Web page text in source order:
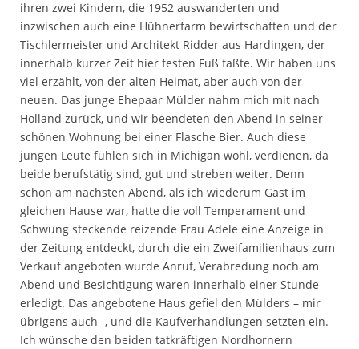
ihren zwei Kindern, die 1952 auswanderten und
inzwischen auch eine Hühnerfarm bewirtschaften und der
Tischlermeister und Architekt Ridder aus Hardingen, der
innerhalb kurzer Zeit hier festen Fuß faßte. Wir haben uns
viel erzählt, von der alten Heimat, aber auch von der
neuen. Das junge Ehepaar Mülder nahm mich mit nach
Holland zurück, und wir beendeten den Abend in seiner
schönen Wohnung bei einer Flasche Bier. Auch diese
jungen Leute fühlen sich in Michigan wohl, verdienen, da
beide berufstätig sind, gut und streben weiter. Denn
schon am nächsten Abend, als ich wiederum Gast im
gleichen Hause war, hatte die voll Temperament und
Schwung steckende reizende Frau Adele eine Anzeige in
der Zeitung entdeckt, durch die ein Zweifamilienhaus zum
Verkauf angeboten wurde Anruf, Verabredung noch am
Abend und Besichtigung waren innerhalb einer Stunde
erledigt. Das angebotene Haus gefiel den Mülders – mir
übrigens auch -, und die Kaufverhandlungen setzten ein.
Ich wünsche den beiden tatkräftigen Nordhornern